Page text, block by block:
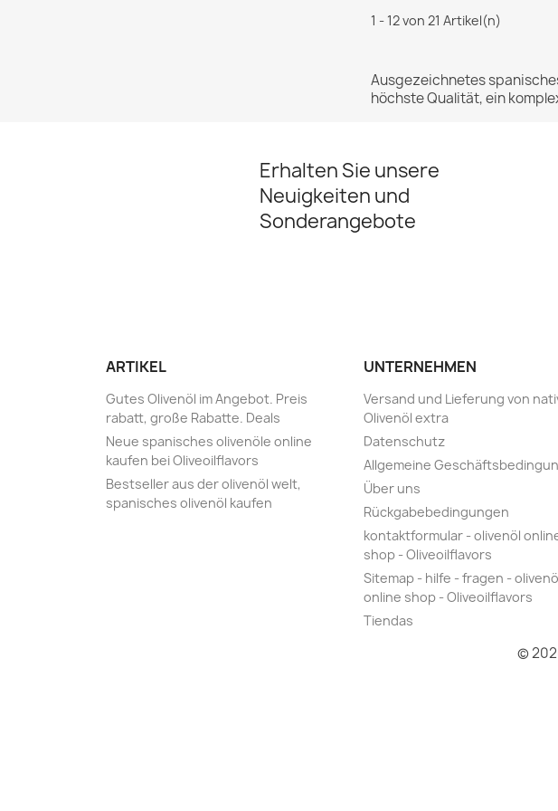
1 - 12 von 21 Artikel(n)
Ausgezeichnetes
höchste Qualität, ein
Erhalten Sie unsere
Neuigkeiten und
Sonderangebote
ARTIKEL
Gutes Olivenöl im Angebot. Preis
rabatt, große Rabatte‎. Deals
Neue spanisches olivenöle online
kaufen bei Oliveoilflavors
Bestseller aus der olivenöl welt,
spanisches olivenöl kaufen
UNTERNEHMEN
Versand und Lieferung von
Olivenöl extra
Datenschutz
Allgemeine
Über uns
Rückgabebedingungen
kontaktformular - olivenöl
shop - Oliveoilflavors
Sitemap - hilfe - fragen -
online shop - Oliveoilflavors
Tiendas
©